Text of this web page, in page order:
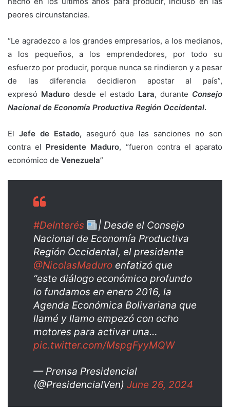
peores circunstancias.
“Le agradezco a los grandes empresarios, a los medianos,
a los pequeños, a los emprendedores, por todo su
esfuerzo por producir, porque nunca se rindieron y a pesar
de las diferencia decidieron apostar al país”,
expresó Maduro desde el estado Lara, durante Consejo
Nacional de Economía Productiva Región Occidental.
El Jefe de Estado, aseguró que las sanciones no son
contra el Presidente Maduro, “fueron contra el aparato
económico de Venezuela”
#DeInterés
| Desde el Consejo
Nacional de Economía Productiva
Región Occidental, el presidente
@NicolasMaduro enfatizó que
“este diálogo económico profundo
lo fundamos en enero 2016, la
Agenda Económica Bolivariana que
llamé y llamo empezó con ocho
motores para activar una…
pic.twitter.com/MspgFyyMQW
— Prensa Presidencial
(@PresidencialVen) June 26, 2024